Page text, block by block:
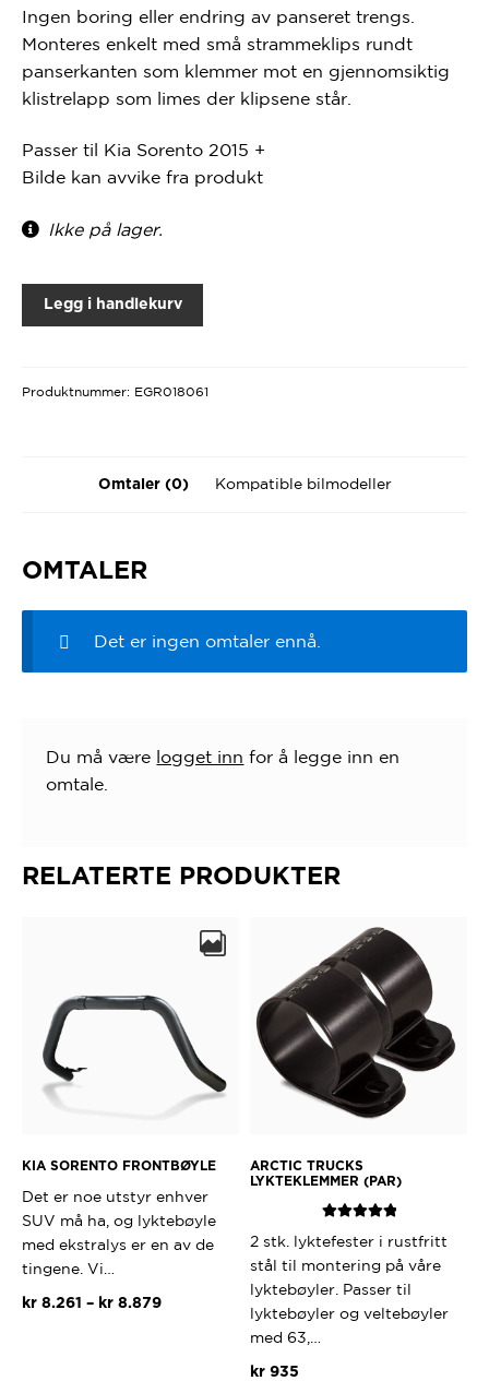
Ingen boring eller endring av panseret trengs.
Monteres enkelt med små strammeklips rundt
panserkanten som klemmer mot en gjennomsiktig
klistrelapp som limes der klipsene står.
Passer til Kia Sorento 2015 +
Bilde kan avvike fra produkt
Ikke på lager.
Legg i handlekurv
Produktnummer: EGR018061
Omtaler (0) Kompatible bilmodeller
OMTALER
Det er ingen omtaler ennå.
Du må være logget inn for å legge inn en
omtale.
RELATERTE PRODUKTER
KIA SORENTO FRONTBØYLE
Det er noe utstyr enhver
SUV må ha, og lyktebøyle
med ekstralys er en av de
tingene. Vi…
kr8.261 – kr8.879Prisområde:
produktet
ARCTIC TRUCKS
LYKTEKLEMMER (PAR)
av 5
2 stk. lyktefester i rustfritt
stål til montering på våre
lyktebøyler. Passer til
lyktebøyler og veltebøyler
med 63,…
kr 935